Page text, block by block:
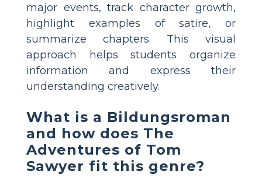
major events, track character growth,
highlight examples of satire, or
summarize chapters. This visual
approach helps students organize
information and express their
understanding creatively.
What is a Bildungsroman
and how does The
Adventures of Tom
Sawyer fit this genre?